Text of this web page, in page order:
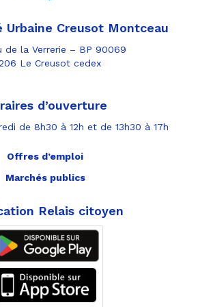
Urbaine Creusot Montceau
de la Verrerie – BP 90069
Le Creusot cedex
d’ouverture
de 8h30 à 12h et de 13h30 à 17h
Offres d’emploi
Marchés publics
Relais citoyen